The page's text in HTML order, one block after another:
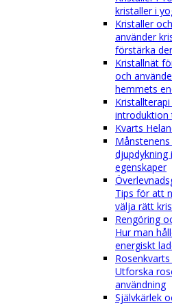
kristaller i
Kristaller
använder
förstärka
Kristallnät
och
hemmets
introduktion
Kvarts
djupdykning
egenskaper
Tips för att
välja rätt
Rengöring
Hur man
energiskt
Utforska
användning
Självkärlek